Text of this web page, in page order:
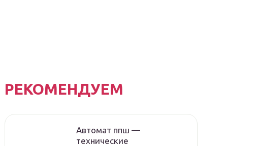
РЕКОМЕНДУЕМ
Автомат ппш —
технические